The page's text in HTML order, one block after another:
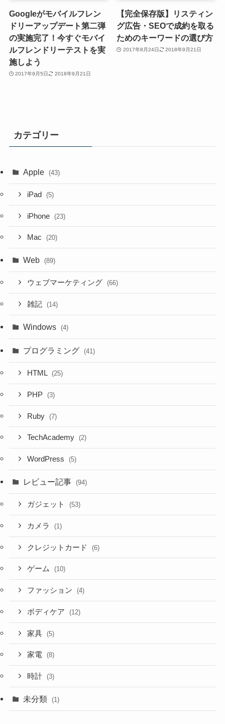
Googleがモバイルフレン
ドリーアップデート第二弾
の実施完了！今すぐモバイ
ルフレンドリーテストを実
施しよう
2017年9月5日 2018年9月21日
【完全保存版】リスティン
グ広告・SEOで成約を取る
ためのキーワードの選び方
2017年8月24日 2018年9月21日
カテゴリー
Apple (43)
iPad (5)
iPhone (23)
Mac (20)
Web (89)
ウェブマーケティング (66)
雑記 (14)
Windows (4)
プログラミング (41)
HTML (25)
PHP (3)
Ruby (7)
TechAcademy (2)
WordPress (5)
レビュー記事 (94)
ガジェット (53)
カメラ (1)
クレジットカード (6)
ゲーム (10)
ファッション (4)
ボディケア (12)
家具 (5)
家電 (8)
時計 (3)
未分類 (1)